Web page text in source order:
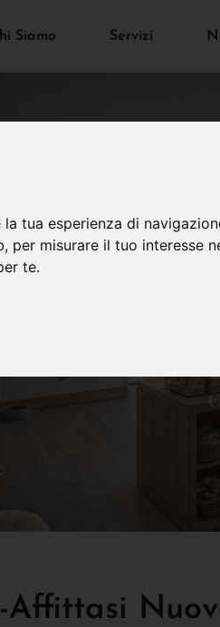
tua esperienza di
, per misurare il tuo interesse
te.
Siamo Servizi
affittasi